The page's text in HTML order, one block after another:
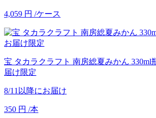
4,059 円 /ケース
宝 タカラクラフト 南房総夏みかん
届け限定
8/11以降にお届け
350 円 /本